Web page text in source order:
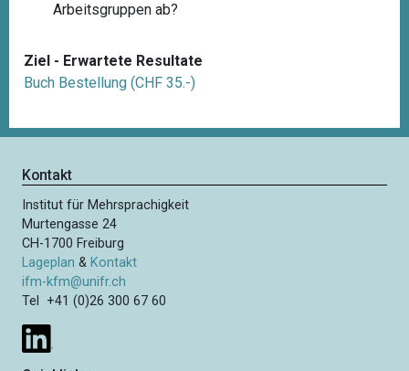
Arbeitsgruppen ab?
Ziel - Erwartete Resultate
Buch Bestellung (CHF 35.-)
Kontakt
Institut für Mehrsprachigkeit
Murtengasse 24
CH-1700 Freiburg
Lageplan &Kontakt
ifm-kfm@unifr.ch
Tel +41 (0)26 300 67 60